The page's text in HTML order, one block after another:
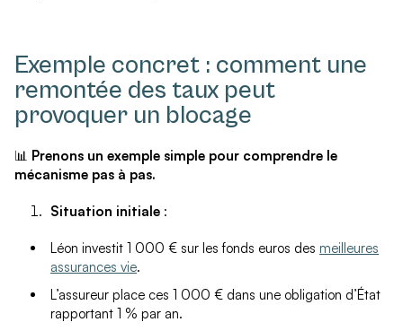
Exemple concret : comment une
remontée des taux peut
provoquer un blocage
📊 Prenons un exemple simple pour comprendre le
mécanisme pas à pas.
Situation initiale :
Léon investit 1 000 € sur les fonds euros des meilleures
assurances vie.
L’assureur place ces 1 000 € dans une obligation d’État
rapportant 1 % par an.